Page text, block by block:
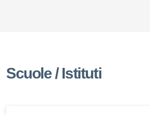
Scuole / Istituti